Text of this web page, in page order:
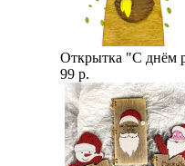
Открытка "С днём
99 р.